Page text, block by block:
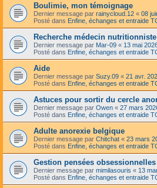
Boulimie, mon témoignage
Dernier message par rainycloud.12 « 08
Posté dans Enfine, échanges et entraide
Recherche médecin nutritionniste
Dernier message par Mar-09 « 13 mai
Posté dans Enfine, échanges et entraide
Aide
Dernier message par Suzy.09 « 21 avr.
Posté dans Enfine, échanges et entraide
Astuces pour sortir du cercle
Dernier message par Owen « 27 mars
Posté dans Enfine, échanges et entraide
Adulte anorexie belgique
Dernier message par Chitchat « 23 mars
Posté dans Enfine, échanges et entraide
Gestion pensées
Dernier message par mimilasouris « 13
Posté dans Enfine, échanges et entraide